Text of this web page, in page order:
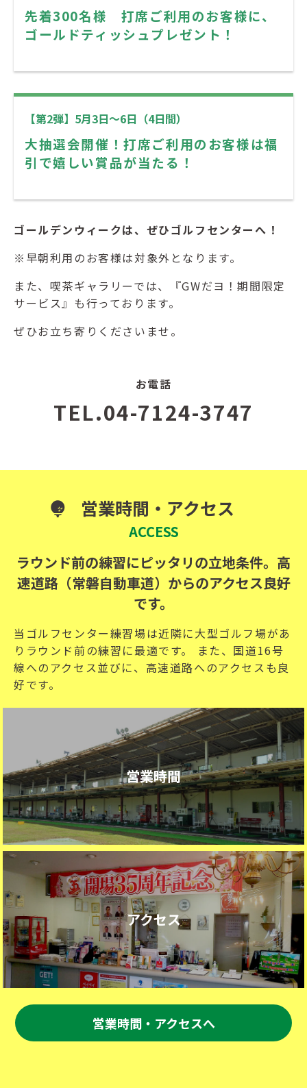
先着300名様 打席ご利用のお客様に、
ゴールドティッシュプレゼント！
【第2弾】5月3日～6日（4日間）
大抽選会開催！打席ご利用のお客様は福
引で嬉しい賞品が当たる！
ゴールデンウィークは、ぜひゴルフセンターへ！
※早朝利用のお客様は対象外となります。
また、喫茶ギャラリーでは、『GWだヨ！期間限定
サービス』も行っております。
ぜひお立ち寄りくださいませ。
お電話
TEL.04-7124-3747
営業時間・アクセス
ACCESS
ラウンド前の練習にピッタリの立地条件。高
速道路（常磐自動車道）からのアクセス良好
です。
当ゴルフセンター練習場は近隣に大型ゴルフ場があ
りラウンド前の練習に最適です。 また、国道16号
線へのアクセス並びに、高速道路へのアクセスも良
好です。
営業時間
アクセス
営業時間・アクセスへ